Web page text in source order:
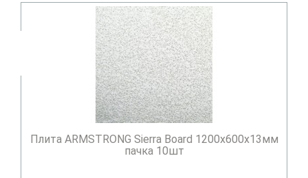
Плита ARMSTRONG Sierra Board 1200х600х13мм
пачка 10шт